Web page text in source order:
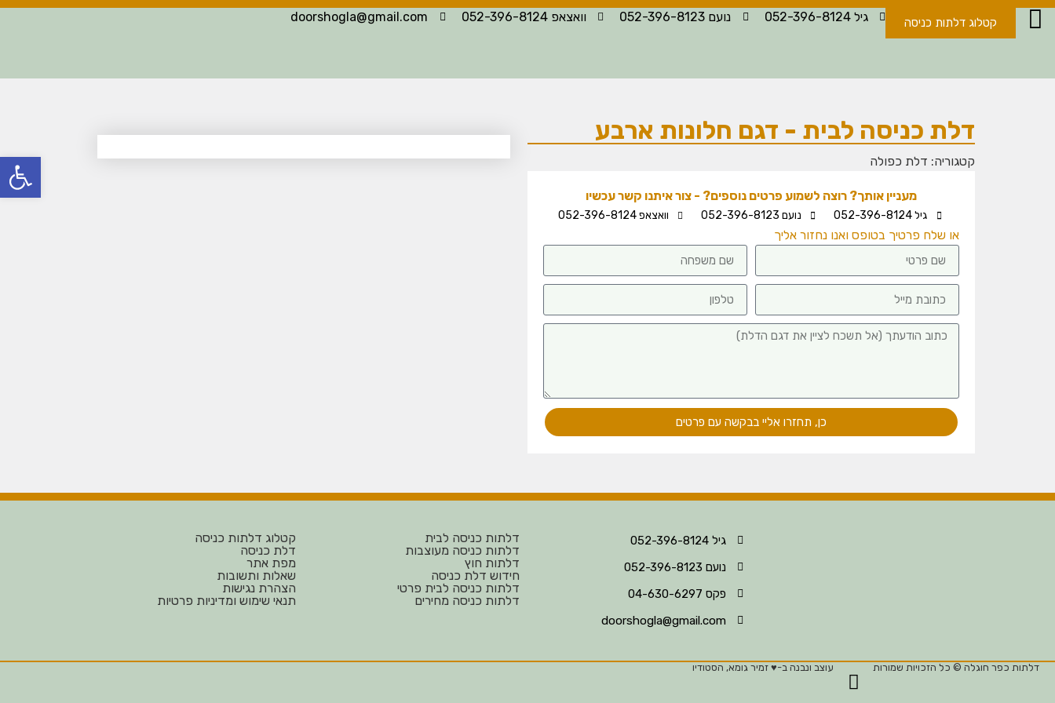
קטלוג דלתות כניסה גיל 052-396-8124 נועם 052-396-8123 וואצאפ 052-396-8124 doorshogla@gmail.com
דלת כניסה לבית - דגם חלונות ארבע
קטגוריה: דלת כפולה
מעניין אותך? רוצה לשמוע פרטים נוספים? - צור איתנו קשר עכשיו
גיל 052-396-8124 נועם 052-396-8123 וואצאפ 052-396-8124
או שלח פרטיך בטופס ואנו נחזור אליך
כן, תחזרו אליי בבקשה עם פרטים
גיל 052-396-8124
נועם 052-396-8123
פקס 04-630-6297
doorshogla@gmail.com
דלתות כניסה לבית
דלתות כניסה מעוצבות
דלתות חוץ
חידוש דלת כניסה
דלתות כניסה לבית פרטי
דלתות כניסה מחירים
קטלוג דלתות כניסה
דלת כניסה
מפת אתר
שאלות ותשובות
הצהרת נגישות
תנאי שימוש ומדיניות פרטיות
דלתות כפר חוגלה © כל הזכויות שמורות עוצב ונבנה ב-♥︎ זמיר גומא, הסטודיו